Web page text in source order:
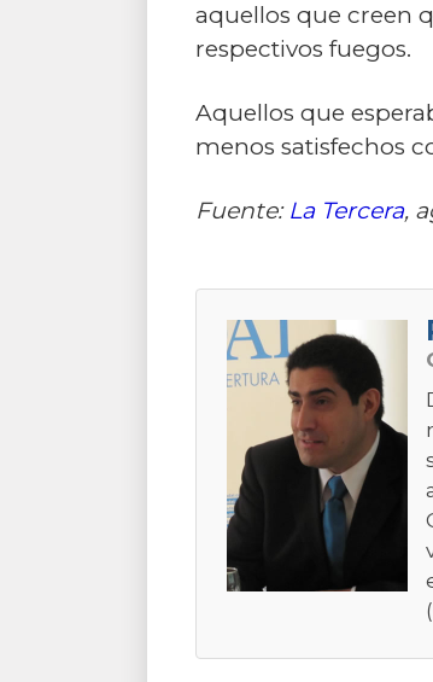
aquellos que creen
respectivos fuegos.
Aquellos que
menos satisfechos
Fuente: La Tercera,